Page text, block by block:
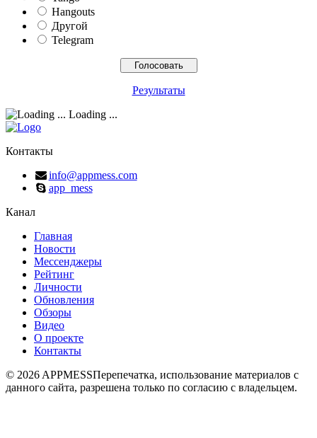
Hangouts
Другой
Telegram
Результаты
Loading ...
Контакты
info@appmess.com
app_mess
Канал
Главная
Новости
Мессенджеры
Рейтинг
Личности
Обновления
Обзоры
Видео
О проекте
Контакты
© 2026 APPMESSПерепечатка, использование материалов с
данного сайта, разрешена только по согласию с владельцем.